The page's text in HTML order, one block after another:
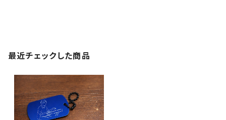
最近チェックした商品